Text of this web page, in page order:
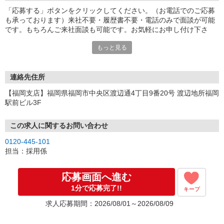
「応募する」ボタンをクリックしてください。（お電話でのご応募
も承っております）来社不要・履歴書不要・電話のみで面談が可能
です。もちろんご来社面談も可能です。お気軽にお申し付け下さ
もっと見る
連絡先住所
【福岡支店】福岡県福岡市中央区渡辺通4丁目9番20号 渡辺地所福岡
駅前ビル3F
この求人に関するお問い合わせ
0120-445-101
担当：採用係
応募画面へ進む
1分で応募完了!! キープ
求人応募期間：2026/08/01～2026/08/09